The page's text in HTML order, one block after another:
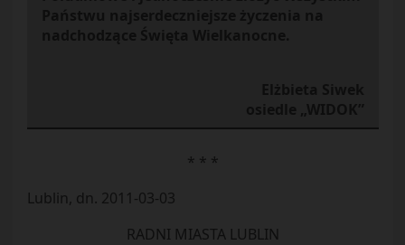
* * *
Lublin, dn. 2011-03-03
RADNI MIASTA LUBLIN